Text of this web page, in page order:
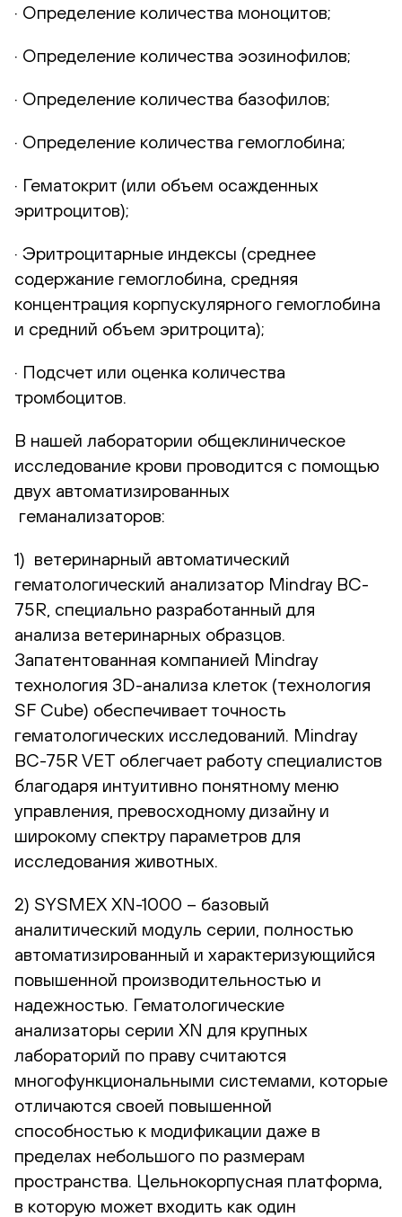
· Определение количества моноцитов;
· Определение количества эозинофилов;
· Определение количества базофилов;
· Определение количества гемоглобина;
· Гематокрит (или объем осажденных
эритроцитов);
· Эритроцитарные индексы (среднее
содержание гемоглобина, средняя
концентрация корпускулярного гемоглобина
и средний объем эритроцита);
· Подсчет или оценка количества
тромбоцитов.
В нашей лаборатории общеклиническое
исследование крови проводится с помощью
двух автоматизированных
геманализаторов:
1) ветеринарный автоматический
гематологический анализатор Mindray BC-
75R, специально разработанный для
анализа ветеринарных образцов.
Запатентованная компанией Mindray
технология 3D-анализа клеток (технология
SF Cube) обеспечивает точность
гематологических исследований. Mindray
BC-75R VET облегчает работу специалистов
благодаря интуитивно понятному меню
управления, превосходному дизайну и
широкому спектру параметров для
исследования животных.
2) SYSMEX XN-1000 – базовый
аналитический модуль серии, полностью
автоматизированный и характеризующийся
повышенной производительностью и
надежностью. Гематологические
анализаторы серии XN для крупных
лабораторий по праву считаются
многофункциональными системами, которые
отличаются своей повышенной
способностью к модификации даже в
пределах небольшого по размерам
пространства. Цельнокорпусная платформа,
в которую может входить как один